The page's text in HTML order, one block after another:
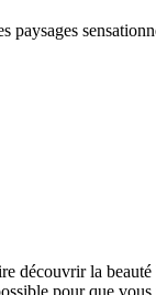
découvrir la
pour que